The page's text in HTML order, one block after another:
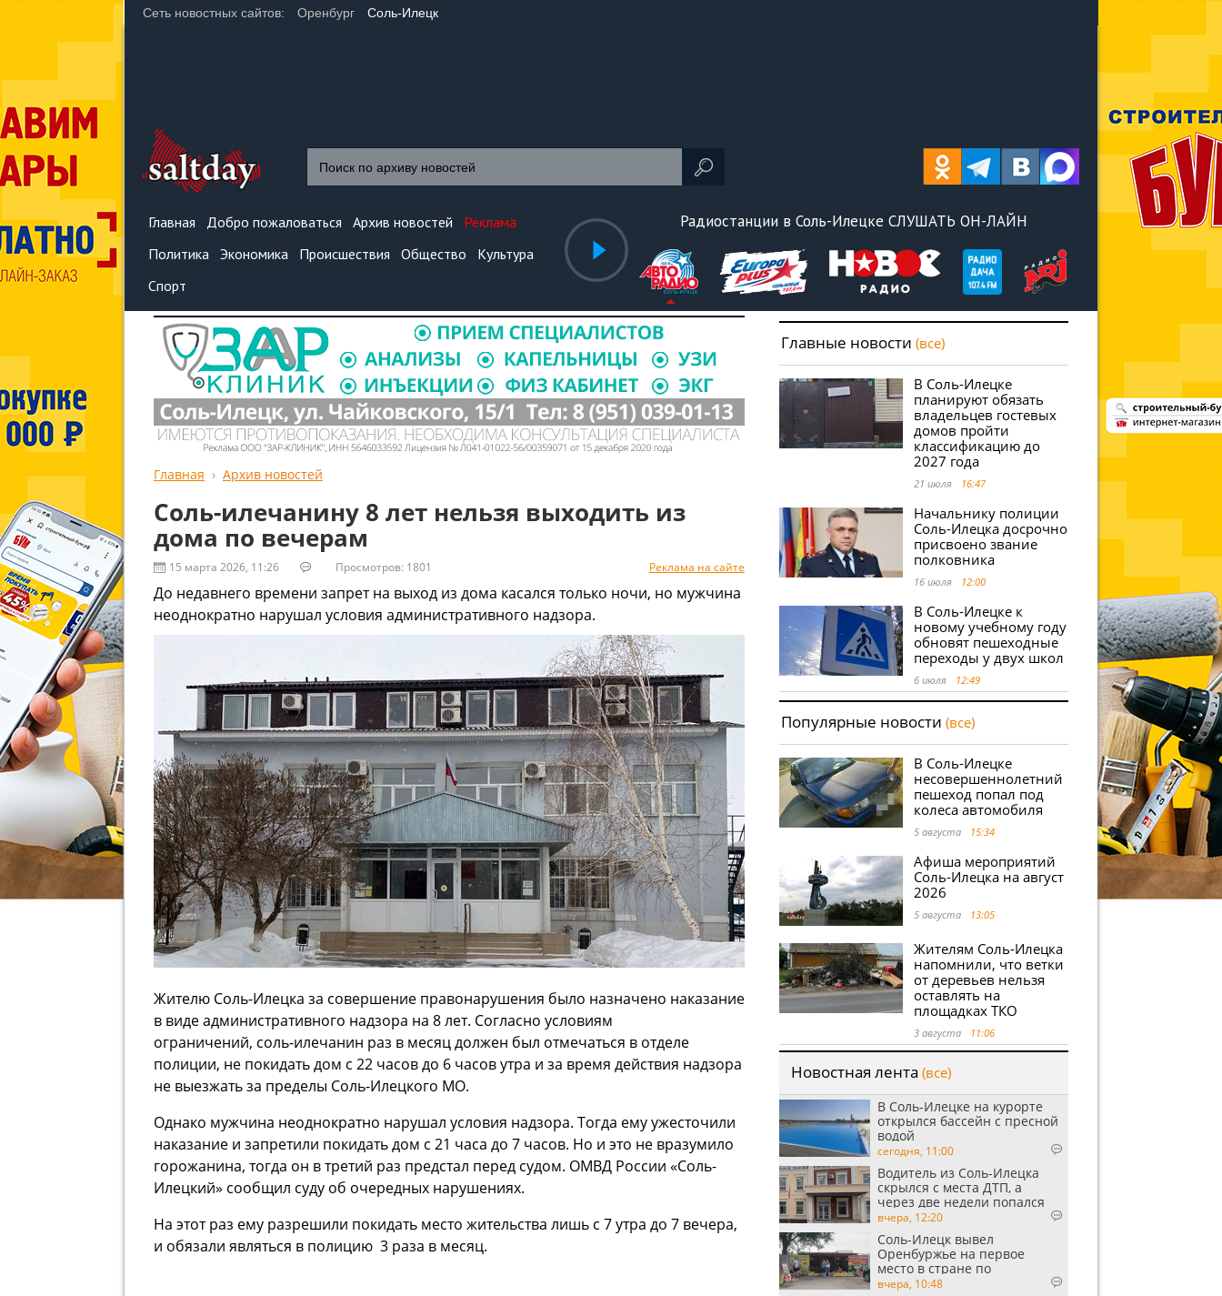
Сеть новостных сайтов: Оренбург Соль-Илецк
Главная Добро пожаловаться Архив новостей
Реклама
Политика Экономика Происшествия Общество
Культура
Спорт
Радиостанции в Соль-Илецке СЛУШАТЬ ОН-ЛАЙН
Главная Архив новостей
Соль-илечанину 8 лет нельзя выходить из
дома по вечерам
15 марта 2026, 11:26 Просмотров: 1801 Реклама на сайте
До недавнего времени запрет на выход из дома касался только ночи, но мужчина
неоднократно нарушал условия административного надзора.
Жителю Соль-Илецка за совершение правонарушения было назначено наказание
в видеадминистративного надзора на 8 лет. Согласно условиям
ограничений, соль-илечанин раз в месяцдолжен был отмечаться в отделе
полиции, не покидать дом с 22 часов до 6 часов утра и за время действия надзора
не выезжать за пределы Соль-Илецкого МО.
Однако мужчина неоднократно нарушал условия надзора. Тогда ему ужесточили
наказание и запретили покидать дом с 21 часа до 7 часов. Но и это не вразумило
горожанина, тогда он в третий раз предстал перед судом. ОМВД России «Соль-
Илецкий» сообщил суду об очередных нарушениях.
На этот раз ему разрешили покидать место жительства лишь с 7 утра до 7 вечера,
и обязали являться в полицию 3 раза в месяц.
Главные новости (все)
В Соль-Илецке
планируют обязать
владельцев гостевых
домов пройти
классификацию до
2027 года
21 июля 16:47
Начальнику полиции
Соль-Илецка досрочно
присвоено звание
полковника
16 июля 12:00
В Соль-Илецке к
новому учебному году
обновят пешеходные
переходы у двух школ
6 июля 12:49
Популярные новости (все)
В Соль-Илецке
несовершеннолетний
пешеход попал под
колеса автомобиля
5 августа 15:34
Афиша мероприятий
Соль-Илецка на август
2026
5 августа 13:05
Жителям Соль-Илецка
напомнили, что ветки
от деревьев нельзя
оставлять на
площадках ТКО
3 августа 11:06
Новостная лента (все)
В Соль-Илецке на курорте
открылся бассейн с пресной
водой
сегодня, 11:00
Водитель из Соль-Илецка
скрылся с места ДТП, а
через две недели попался
пьяным
вчера, 12:20
Соль-Илецк вывел
Оренбуржье на первое
место в стране по
выращиванию арбузов
вчера, 10:48